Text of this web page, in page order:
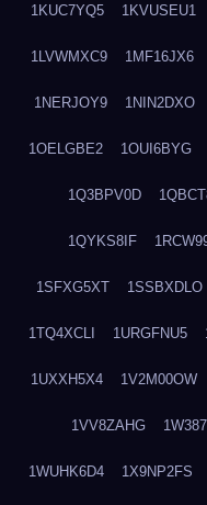
1KUC7YQ5 1KVUSEU1
1LVWMXC9 1MF16JX6
1NERJOY9 1NIN2DXO
1OELGBE2 1OUI6BYG
1Q3BPV0D
1QYKS8IF
1SFXG5XT 1SSBXDLO
1TQ4XCLI 1URGFNU5
1UXXH5X4 1V2M00OW
1VV8ZAHG
1WUHK6D4 1X9NP2FS